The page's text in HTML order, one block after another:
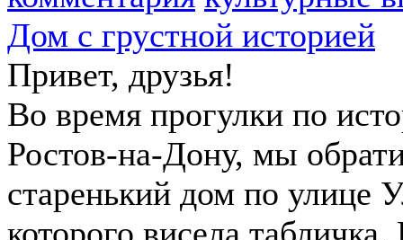
Дом с грустной историей
Привет, друзья!
Во время прогулки по
Ростов-на-Дону, мы
старенький дом по улице
которого висела